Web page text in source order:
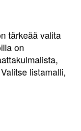
tärkeää valita
on
listamalli,